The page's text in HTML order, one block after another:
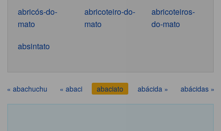
abricós-do-
mato
abricoteiro-do-
mato
abricoteiros-
do-mato
absintato
« abachuchu « abaci abaciato abácida » abácidas »